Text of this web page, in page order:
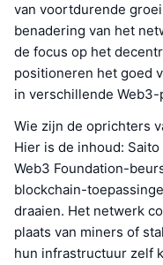
van voortdurende
benadering van het
de focus op het
positioneren het goed
in verschillende
Wie zijn de oprichters
Hier is de inhoud:
Web3 Foundation-
blockchain-
draaien. Het netwerk
plaats van miners of
hun infrastructuur zelf